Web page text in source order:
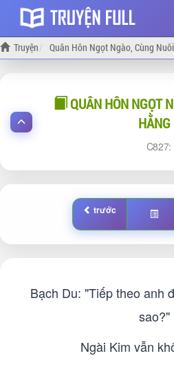
Truyện Quân Hôn Ngọt Ngào, Cùng
QUÂN HÔN NGỌT
827:
trước
Bạch Du: "Tiếp theo anh
sao?"
Ngài Kim vẫn